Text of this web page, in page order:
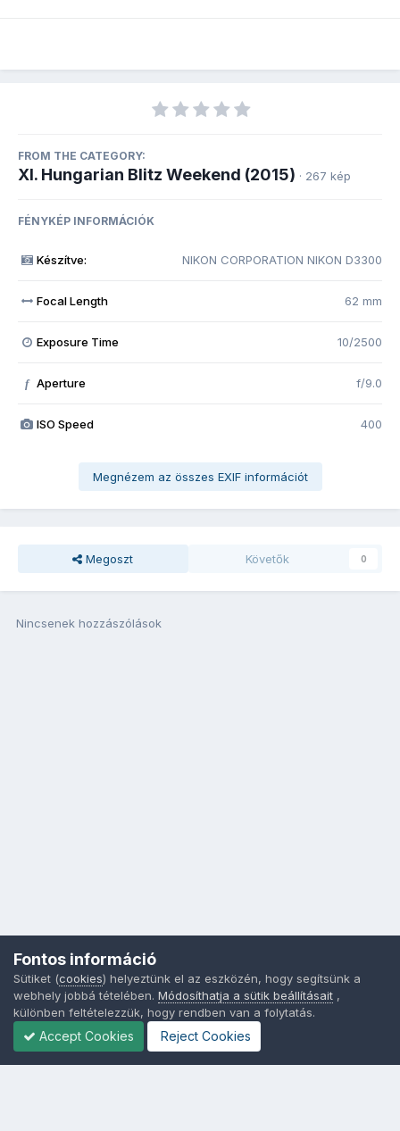
FROM THE CATEGORY:
XI. Hungarian Blitz Weekend (2015) · 267 kép
FÉNYKÉP INFORMÁCIÓK
Készítve: NIKON CORPORATION NIKON D3300
Focal Length 62 mm
Exposure Time 10/2500
f Aperture f/9.0
ISO Speed 400
Megnézem az összes EXIF információt
Megoszt Követők 0
Nincsenek hozzászólások
Fontos információ
Sütiket (cookies) helyeztünk el az eszközén, hogy segítsünk a
webhely jobbá tételében. Módosíthatja a sütik beállításait ,
különben feltételezzük, hogy rendben van a folytatás.
Accept Cookies Reject Cookies